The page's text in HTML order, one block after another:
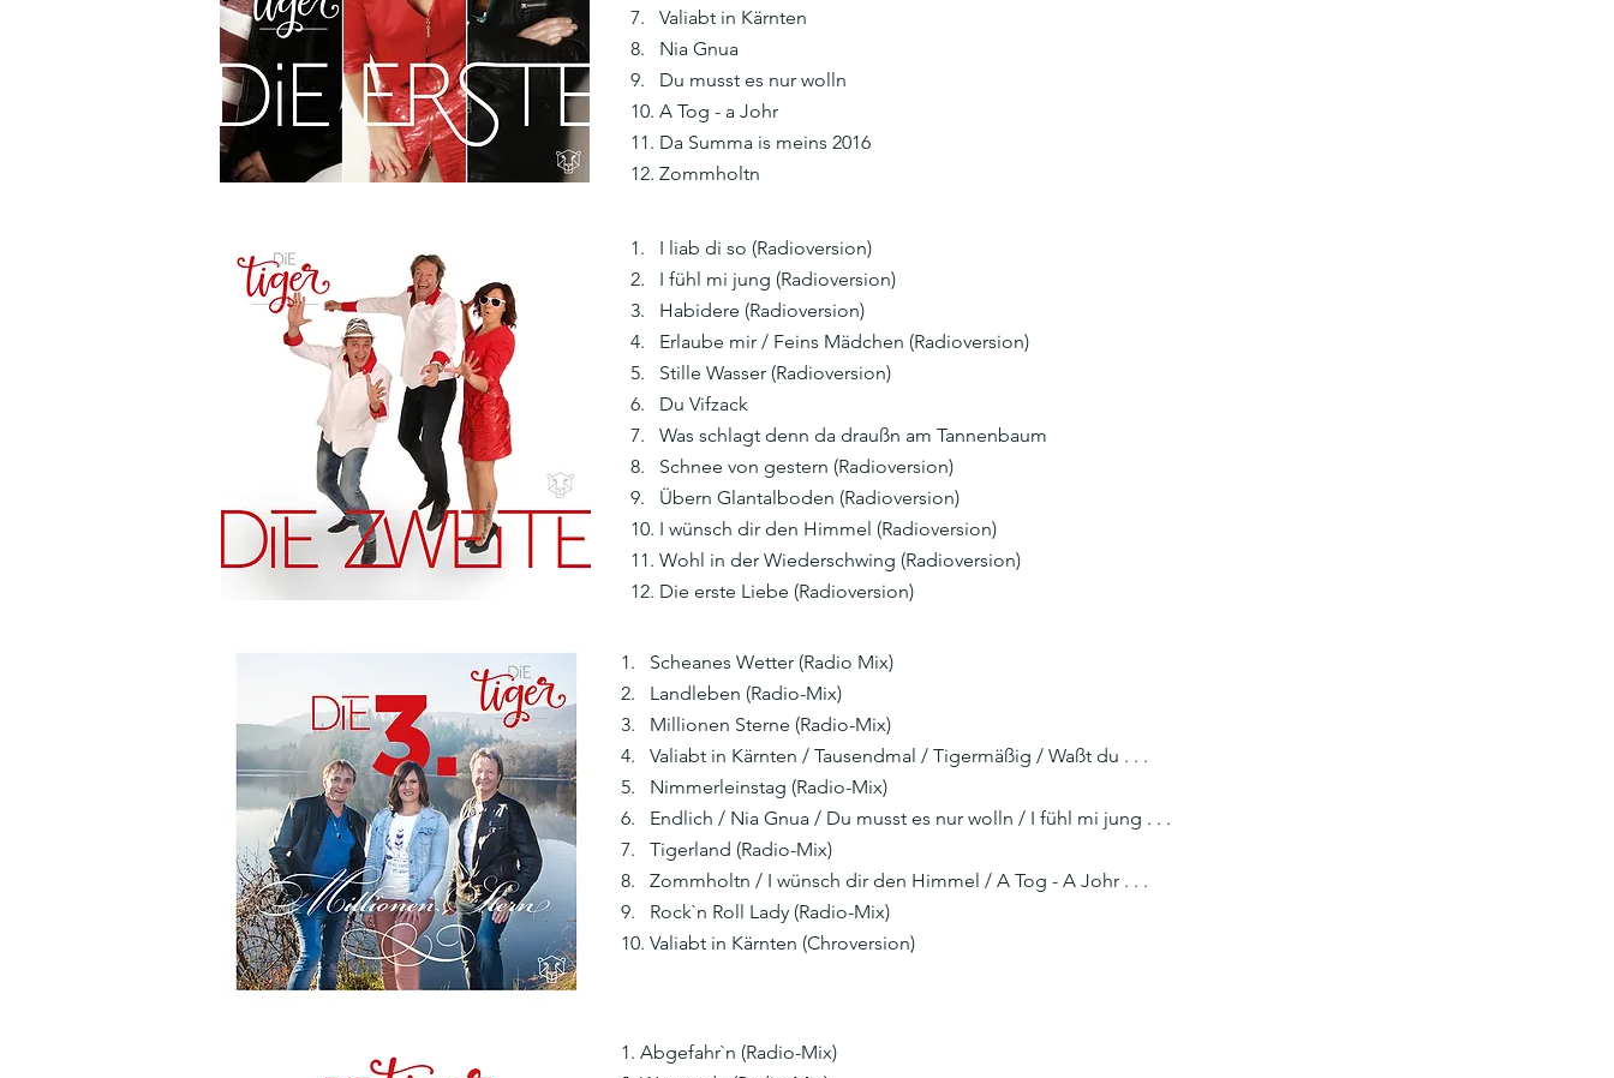
7. Valiabt in Kärnten
8. Nia Gnua
9. Du musst es nur wolln
10. A Tog - a Johr
11. Da Summa is meins 2016
12. Zommholtn
1. I liab di so (Radioversion)
2. I fühl mi jung (Radioversion)
3. Habidere (Radioversion)
4. Erlaube mir / Feins Mädchen (Radioversion)
5. Stille Wasser (Radioversion)
6. Du Vifzack
7. Was schlagt denn da draußn am Tannenbaum
8. Schnee von gestern (Radioversion)
9. Übern Glantalboden (Radioversion)
10. I wünsch dir den Himmel (Radioversion)
11. Wohl in der Wiederschwing (Radioversion)
12. Die erste Liebe (Radioversion)
1. Scheanes Wetter (Radio Mix)
2. Landleben (Radio-Mix)
3. Millionen Sterne (Radio-Mix)
4. Valiabt in Kärnten / Tausendmal / Tigermäßig / Waßt du . . .
5. Nimmerleinstag (Radio-Mix)
6. Endlich / Nia Gnua / Du musst es nur wolln / I fühl mi jung . . .
7. Tigerland (Radio-Mix)
8. Zommholtn / I wünsch dir den Himmel / A Tog - A Johr . . .
9. Rock`n Roll Lady (Radio-Mix)
10. Valiabt in Kärnten (Chroversion)
1. Abgefahr`n (Radio-Mix)